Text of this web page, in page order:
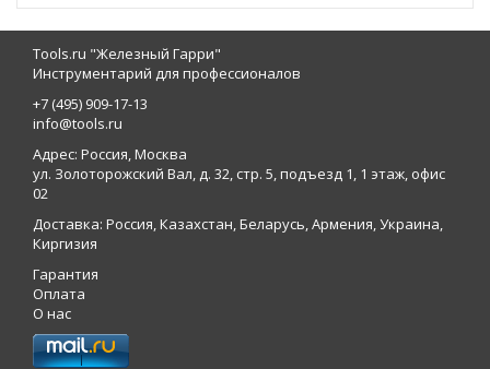
Tools.ru "Железный Гарри"
Инструментарий для профессионалов
+7 (495) 909-17-13
info@tools.ru
Адрес: Россия, Москва
ул. Золоторожский Вал, д. 32, стр. 5, подъезд 1, 1 этаж, офис
02
Доставка: Россия, Казахстан, Беларусь, Армения, Украина,
Киргизия
Гарантия
Оплата
О нас